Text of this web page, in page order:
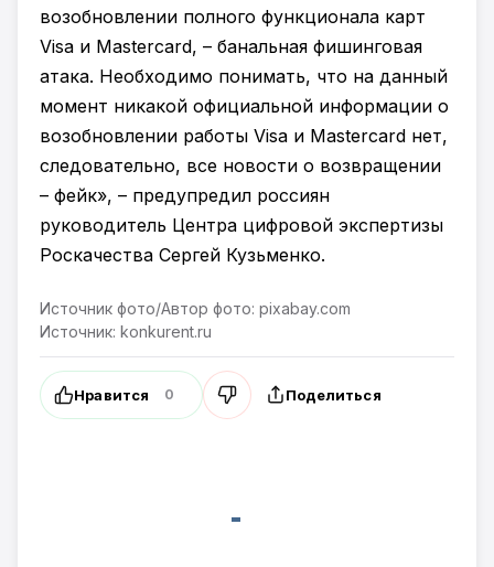
возобновлении полного функционала карт
Visa и Mastercard, – банальная фишинговая
атака. Необходимо понимать, что на данный
момент никакой официальной информации о
возобновлении работы Visa и Mastercard нет,
следовательно, все новости о возвращении
– фейк», – предупредил россиян
руководитель Центра цифровой экспертизы
Роскачества Сергей Кузьменко.
Источник фото/Автор фото: pixabay.com
Источник: konkurent.ru
Нравится 0 Поделиться